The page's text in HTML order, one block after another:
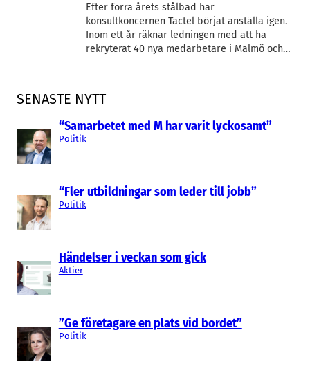
SENASTE NYTT
“Samarbetet med M har varit lyckosamt”
Politik
“Fler utbildningar som leder till jobb”
Politik
Händelser i veckan som gick
Aktier
”Ge företagare en plats vid bordet”
Politik
Efter förra årets stålbad har
konsultkoncernen Tactel börjat anställa igen.
Inom ett år räknar ledningen med att ha
rekryterat 40 nya medarbetare i Malmö och…